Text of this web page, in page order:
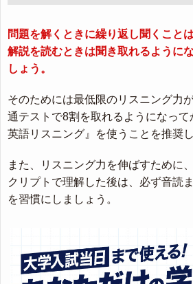
問題を解くときに繰り返し聞くこと
解説を読むときは聞き取れるように
しょう。
そのためには最低限のリスニング力
通テストで8割を取れるようになっ
英語リスニング』を使うことを推奨し
また、リスニング力を伸ばすために
クリプトで理解した後は、必ず音読
を習慣にしましょう。